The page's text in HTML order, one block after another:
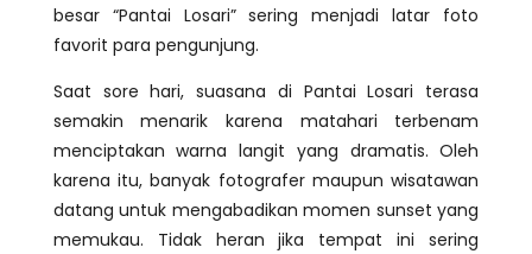
besar “Pantai Losari” sering menjadi latar foto
favorit para pengunjung.
Saat sore hari, suasana di Pantai Losari terasa
semakin menarik karena matahari terbenam
menciptakan warna langit yang dramatis. Oleh
karena itu, banyak fotografer maupun wisatawan
datang untuk mengabadikan momen sunset yang
memukau. Tidak heran jika tempat ini sering